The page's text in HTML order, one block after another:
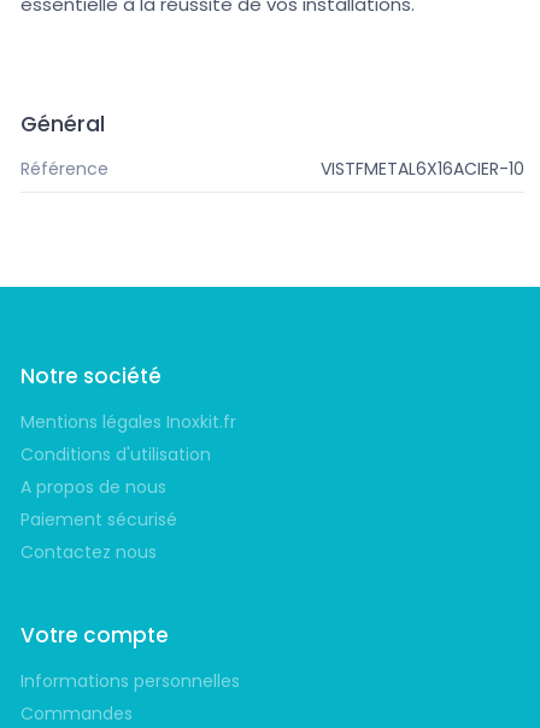
Général
Référence VISTFMETAL6X16ACIER-10
Notre société
Mentions légales Inoxkit.fr
Conditions d'utilisation
A propos de nous
Paiement sécurisé
Contactez nous
Votre compte
Informations personnelles
Commandes